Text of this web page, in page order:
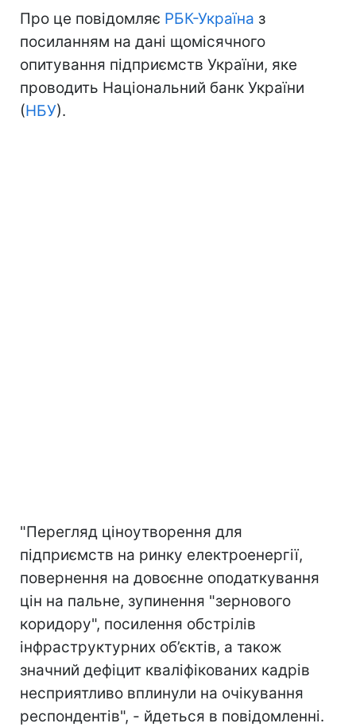
Про це повідомляє РБК-Україна з
посиланням на дані щомісячного
опитування підприємств України, яке
проводить Національний банк України
(НБУ).
"Перегляд ціноутворення для
підприємств на ринку електроенергії,
повернення на довоєнне оподаткування
цін на пальне, зупинення "зернового
коридору", посилення обстрілів
інфраструктурних об’єктів, а також
значний дефіцит кваліфікованих кадрів
несприятливо вплинули на очікування
респондентів", - йдеться в повідомленні.